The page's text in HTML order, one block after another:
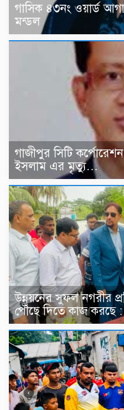
গাসিক ৪৩নং ওয়ার্ড
মন্ডল
গাজীপুর সিটি
ইসলাম এর মৃত্যু…
উন্নয়নের সুফল নগরীর
পৌঁছে দিতে কাজ করছে :